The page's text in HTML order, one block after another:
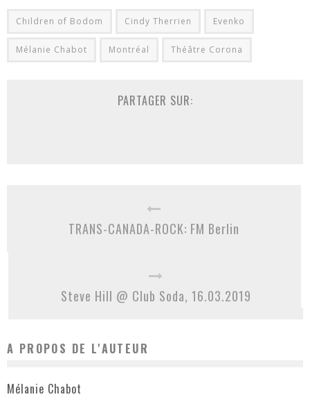
Children of Bodom Cindy Therrien Evenko
Mélanie Chabot Montréal Théâtre Corona
PARTAGER SUR:
TRANS-CANADA-ROCK: FM Berlin
Steve Hill @ Club Soda, 16.03.2019
A PROPOS DE L'AUTEUR
Mélanie Chabot